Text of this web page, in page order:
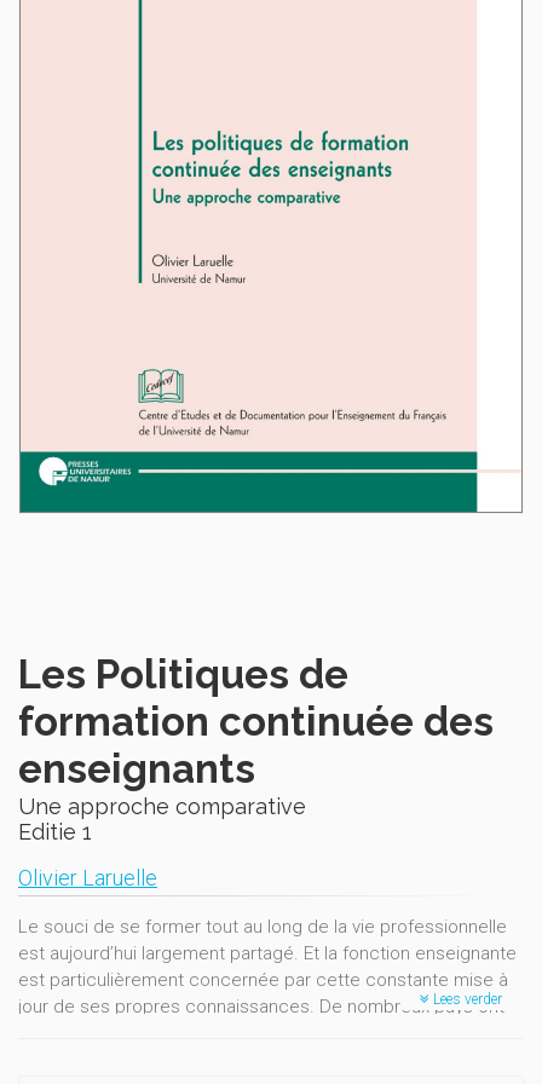
Les Politiques de
formation continuée des
enseignants
Une approche comparative
Editie 1
Olivier Laruelle
Le souci de se former tout au long de la vie professionnelle
est aujourd’hui largement partagé. Et la fonction enseignante
est particulièrement concernée par cette constante mise à
jour de ses propres connaissances. De nombreux pays ont
Lees verder